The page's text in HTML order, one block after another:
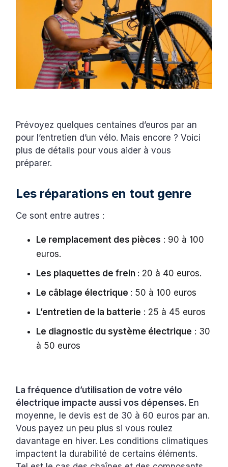
Prévoyez quelques centaines d’euros par an
pour l’entretien d’un vélo. Mais encore ? Voici
plus de détails pour vous aider à vous
préparer.
Les réparations en tout genre
Ce sont entre autres :
Le remplacement des pièces : 90 à 100
euros.
Les plaquettes de frein : 20 à 40 euros.
Le câblage électrique : 50 à 100 euros
L’entretien de la batterie : 25 à 45 euros
Le diagnostic du système électrique : 30
à 50 euros
La fréquence d’utilisation de votre vélo
électrique impacte aussi vos dépenses. En
moyenne, le devis est de 30 à 60 euros par an.
Vous payez un peu plus si vous roulez
davantage en hiver. Les conditions climatiques
impactent la durabilité de certains éléments.